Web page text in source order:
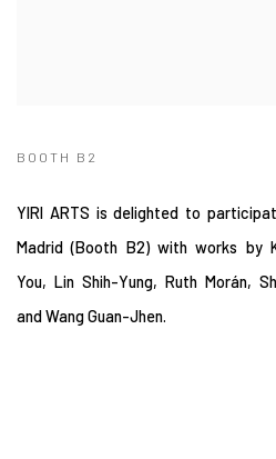
BOOTH B2
YIRI ARTS is delighted to
Madrid (Booth B2) with works by
You, Lin Shih-Yung, Ruth Morán,
and Wang Guan-Jhen.